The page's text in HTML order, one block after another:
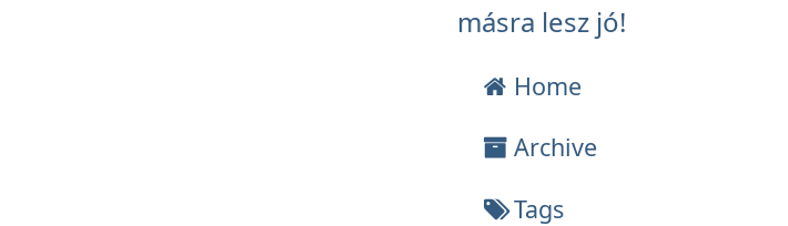
másra lesz jó!
Home
Archive
Tags